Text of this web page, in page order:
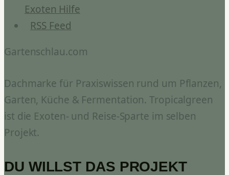
Exoten Hilfe
RSS Feed
Gartenschlau.com
Dachmarke für Praxiswissen rund um Pflanzen,
Garten, Küche & Fermentation. Tropicalgreen
ist die Exoten- und Reise-Sparte im selben
Projekt.
DU WILLST DAS PROJEKT